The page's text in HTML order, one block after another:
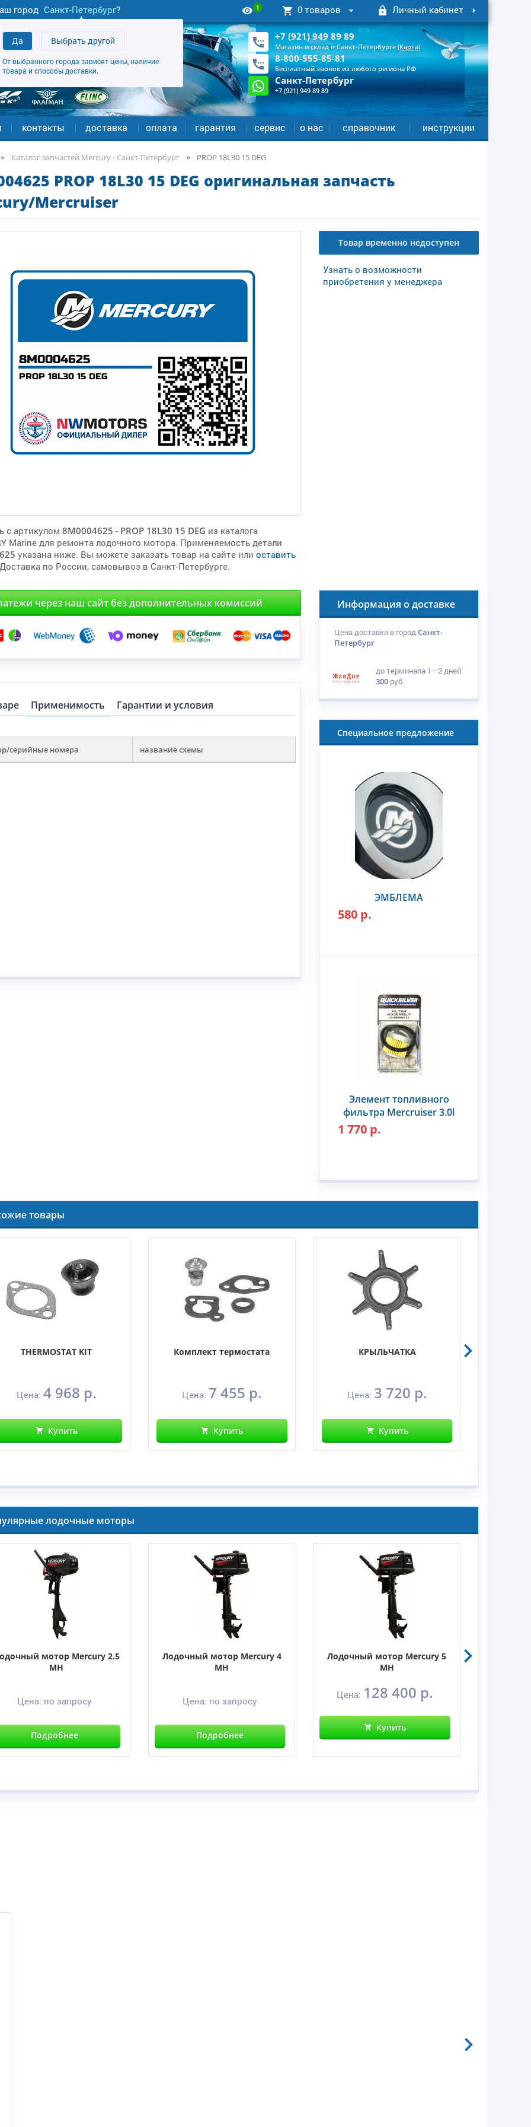
город Санкт-Петербург?
Да Выбрать другой
От выбранного города зависят цены, наличие
товара и способы доставки.
1 0 товаров Личный кабинет
+7 (921) 949 89 89
Магазин и склад в Санкт-Петербурге (Карта)
8-800-555-85-81
Бесплатный звонок из любого региона РФ
Санкт-Петербург
+7 (921) 949 89 89
контакты доставка оплата гарантия сервис о нас справочник инструкции
Каталог запчастей Mercury - Санкт-Петербург PROP 18L30 15 DEG
PROP 18L30 15 DEG оригинальная запчасть
Mercruiser
с артикулом 8M0004625 - PROP 18L30 15 DEG из каталога
Marine для ремонта лодочного мотора. Применяемость детали
указана ниже. Вы можете заказать товар на сайте или оставить
по России, самовывоз в Санкт-Петербурге.
Товар временно недоступен
Узнать о возможности
приобретения у менеджера
через наш сайт без дополнительных комиссий
Применимость Гарантии и условия
серийные номера название схемы
Информация о доставке
Цена доставки в городСанкт-
Петербург
до терминала 1—2 дней
300 руб.
Специальное предложение
ЭМБЛЕМА
580 р.
Элемент топливного
фильтра Mercruiser 3.0l
1 770 р.
товары
THERMOSTAT KIT
Цена: 4 968 р.
Купить
Комплект термостата
Цена: 7 455 р.
Купить
КРЫЛЬЧАТКА
Цена: 3 720 р.
Купить
лодочные моторы
мотор Mercury 2.5
MH
Цена: по запросу
Подробнее
Лодочный мотор Mercury 4
MH
Цена: по запросу
Подробнее
Лодочный мотор Mercury 5
MH
Цена: 128 400 р.
Купить